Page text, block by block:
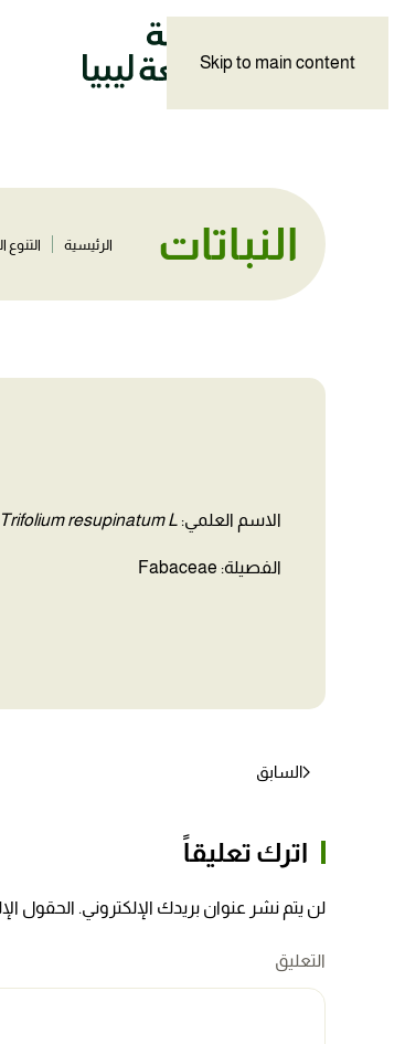
Skip to main content
النباتات الرئيسية التنوع
الاسم العلمي: Trifolium resupinatum L.
الفصيلة: Fabaceae
السابق
اترك تعليقاً
لن يتم نشر عنوان بريدك الإلكتروني. الحقول
التعليق